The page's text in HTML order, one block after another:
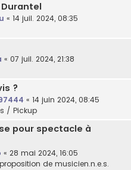
Durantel
« 14 juil. 2024, 08:35
« 07 juil. 2024, 21:38
?
« 14 juin 2024, 08:45
/ Pickup
pour spectacle à
« 28 mai 2024, 16:05
de musicien.n.e.s.